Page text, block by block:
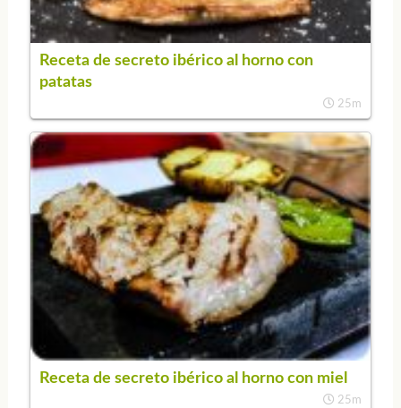
Receta de secreto ibérico al horno con
patatas
25m
Receta de secreto ibérico al horno con miel
25m